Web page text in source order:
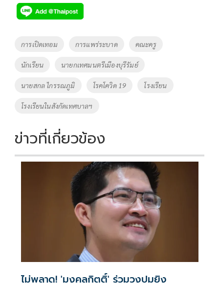
e
b
o
o
k
tt
er
p
y
Li
k
Tags
การเปิดเทอม การแพร่ระบาด คณะครู
นักเรียน นายกเทศมนตรีเมืองบุรีรัมย์
นายสกล ไกรรณภูมิ โรคโควิด 19 โรงเรียน
โรงเรียนในสังกัดเทศบาลฯ
ข่าวที่เกี่ยวข้อง
ไม่พลาด! 'มงคลกิตติ์' ร่วมวงปมยิง